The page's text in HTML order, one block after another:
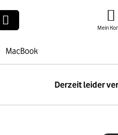
Mein
MacBook
Derzeit leider